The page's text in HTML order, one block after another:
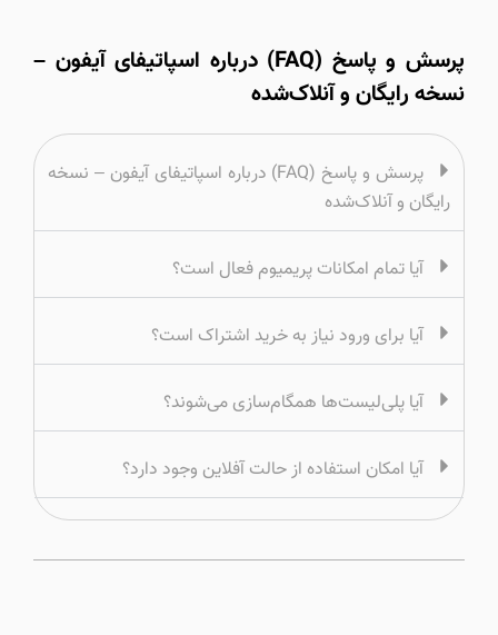
پرسش و پاسخ (FAQ) درباره اسپاتیفای آیفون –
نسخه رایگان و آنلاک‌شده
پرسش و پاسخ (FAQ) درباره اسپاتیفای آیفون – نسخه
رایگان و آنلاک‌شده
آیا تمام امکانات پریمیوم فعال است؟
آیا برای ورود نیاز به خرید اشتراک است؟
آیا پلی‌لیست‌ها همگام‌سازی می‌شوند؟
آیا امکان استفاده از حالت آفلاین وجود دارد؟